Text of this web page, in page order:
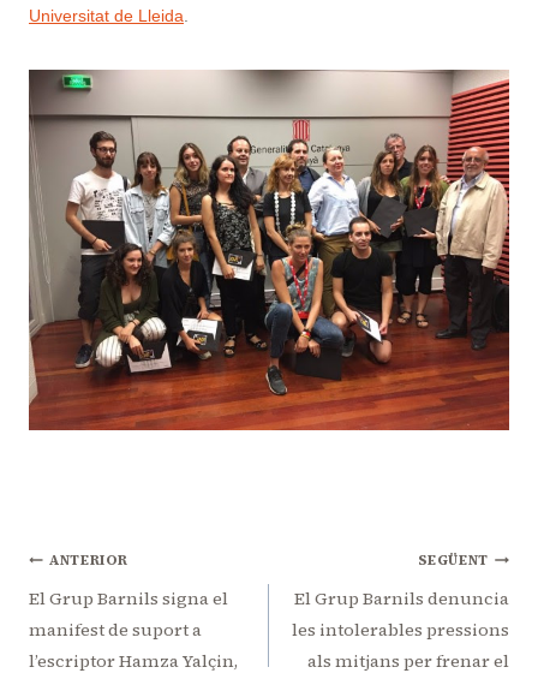
Universitat de Lleida
Navegació
d'entrades
ANTERIOR
El Grup Barnils signa el
manifest de suport a
l’escriptor Hamza Yalçin,
SEGÜENT
El Grup Barnils denuncia
les intolerables pressions
als mitjans per frenar el